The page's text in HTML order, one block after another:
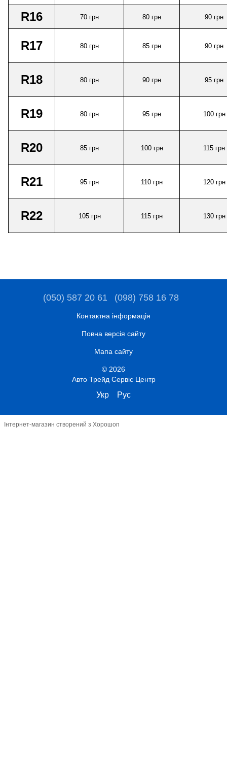
R16 70 грн 80 грн 90 грн
R17 80 грн 85 грн 90 грн
R18 80 грн 90 грн 95 грн
R19 80 грн 95 грн 100 грн
R20 85 грн 100 грн 115 грн
R21 95 грн 110 грн 120 грн
R22 105 грн 115 грн 130 грн
(050) 587 20 61 (098) 758 16 78
Контактна інформація
Повна версія сайту
Мапа сайту
© 2026
Авто Трейд Сервіс Центр
Укр Рус
Інтернет-магазин створений з Хорошоп